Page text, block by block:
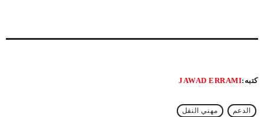
كتبه:JAWAD ERRAMI
الدعم مهني النقل